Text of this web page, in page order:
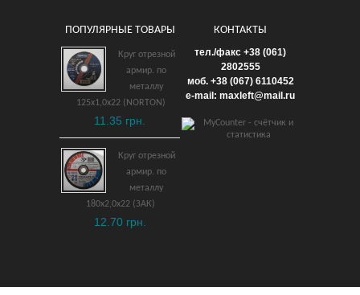
Ключ трубный прямой
3/4″ (230 мм)
взрывобезопасный ВБ
9,567 грн.
ДОБАВИТЬ В КОРЗИНУ
ПОПУЛЯРНЫЕ ТОВАРЫ
Круг отрезной
армир. по
металлу
125х1,0х22 (NORTON)
11.35 грн.
Круг отрезной
армир. по
металлу
180х2,0х22 (ЗАК)
12.70 грн.
КОНТАКТЫ
тел./факс +38 (061)
2802555
моб. +38 (067) 6110452
e-mail: maxleft@mail.ru